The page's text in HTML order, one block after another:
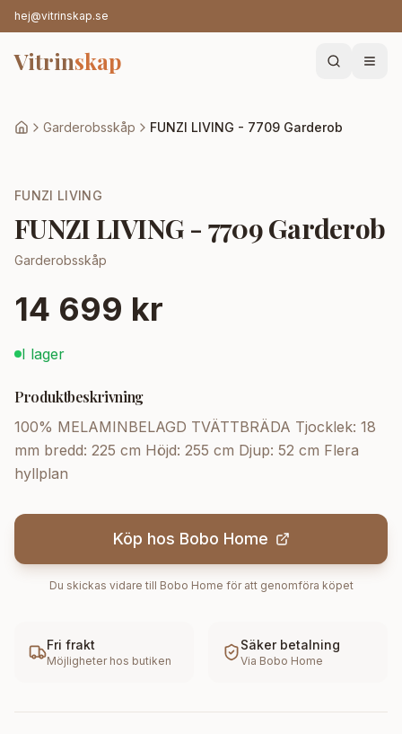
hej@vitrinskap.se
Vitrinskap
Garderobsskåp FUNZI LIVING - 7709 Garderob
FUNZI LIVING
FUNZI LIVING - 7709 Garderob
Garderobsskåp
14 699 kr
I lager
Produktbeskrivning
100% MELAMINBELAGD TVÄTTBRÄDA Tjocklek: 18
mm bredd: 225 cm Höjd: 255 cm Djup: 52 cm Flera
hyllplan
Köp hos Bobo Home
Du skickas vidare till Bobo Home för att genomföra köpet
Fri frakt
Möjligheter hos butiken
Säker betalning
Via Bobo Home